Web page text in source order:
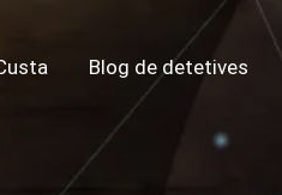
Blog de detetives